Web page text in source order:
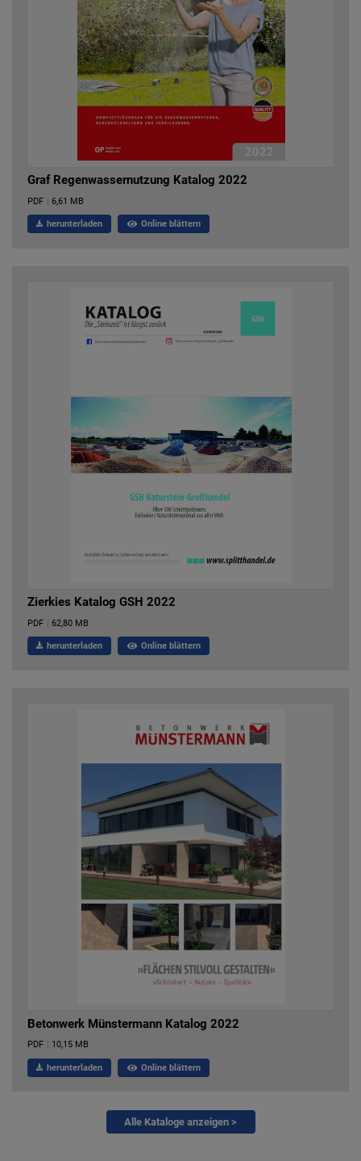
Graf Regenwassernutzung Katalog 2022
PDF | 6,61 MB
herunterladen Online blättern
Zierkies Katalog GSH 2022
PDF | 62,80 MB
herunterladen Online blättern
Betonwerk Münstermann Katalog 2022
PDF 10,15 MB
herunterladen Online blättern
Alle Kataloge anzeigen >